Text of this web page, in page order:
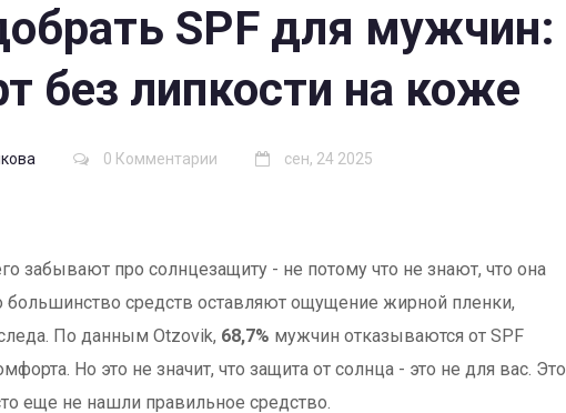
SPF для мужчин:
без липкости на коже
0 Комментарии сен, 24 2025
забывают про солнцезащиту - не потому что не знают, что она
большинство средств оставляют ощущение жирной пленки,
По данным Otzovik, 68,7% мужчин отказываются от SPF
Но это не значит, что защита от солнца - это не для вас. Это
еще не нашли правильное средство.